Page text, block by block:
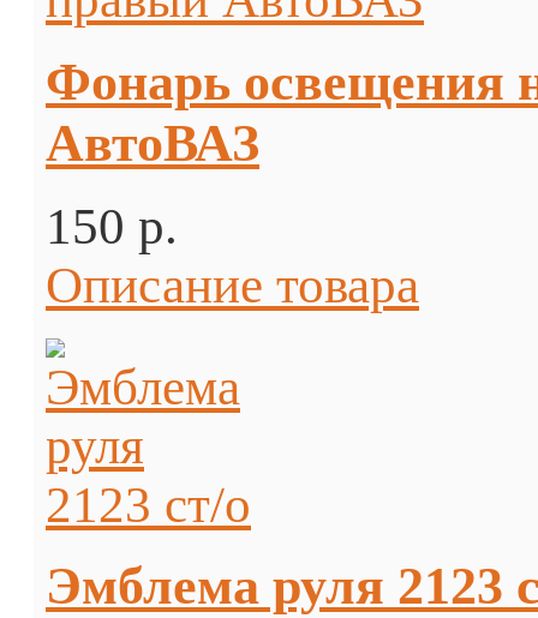
Фонарь освещения
АвтоВАЗ
150 p.
Описание товара
Эмблема руля 2123